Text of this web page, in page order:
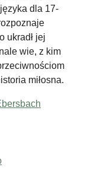
dla 17-
ukradł jej
wie, z kim
miłosna.